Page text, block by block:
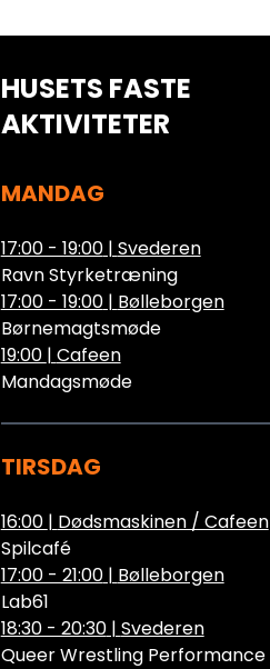
HUSETS FASTE
AKTIVITETER
MANDAG
17:00 - 19:00| Svederen
Ravn Styrketræning
17:00 - 19:00| Bølleborgen
Børnemagtsmøde
19:00 | Cafeen
Mandagsmøde
TIRSDAG
16:00 | Dødsmaskinen / Cafeen
Spilcafé
17:00 - 21:00| Bølleborgen
Lab61
18:30 - 20:30| Svederen
Queer Wrestling Performance